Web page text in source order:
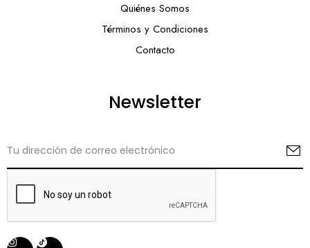
Quiénes Somos
Términos y Condiciones
Contacto
Newsletter